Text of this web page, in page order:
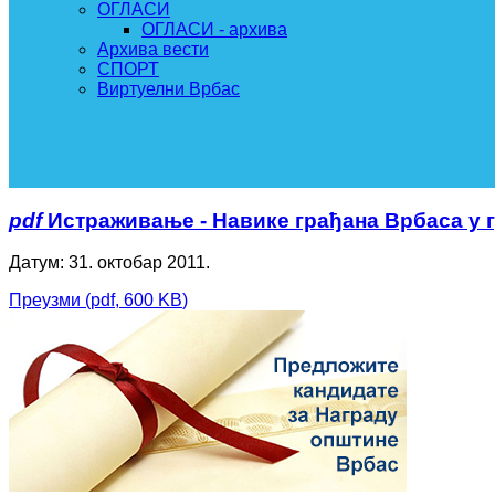
ОГЛАСИ
ОГЛАСИ - архива
Архива вести
СПОРТ
Виртуелни Врбас
pdf Истраживање - Навике грађана Врбаса у
Датум: 31. октобар 2011.
Преузми (pdf, 600 KB)